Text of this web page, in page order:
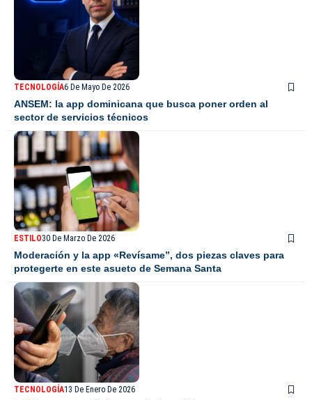
TECNOLOGÍA6 De Mayo De 2026
ANSEM: la app dominicana que busca poner orden al
sector de servicios técnicos
ESTILO30 De Marzo De 2026
Moderación y la app «Revísame”, dos piezas claves para
protegerte en este asueto de Semana Santa
TECNOLOGÍA13 De Enero De 2026